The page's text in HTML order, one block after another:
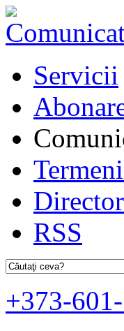
Servicii
RSS
+373-